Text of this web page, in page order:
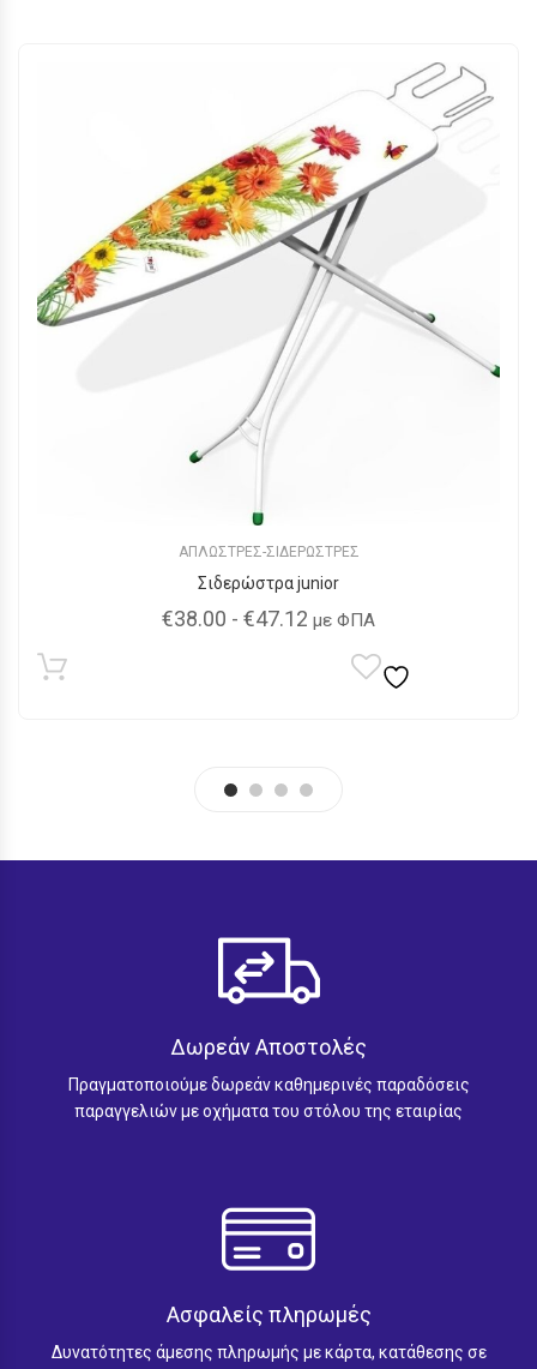
ΑΠΛΩΣΤΡΕΣ-ΣΙΔΕΡΩΣΤΡΕΣ
Σιδερώστρα junior
€38.00 - €47.12 με ΦΠΑ
Δωρεάν Αποστολές
Πραγματοποιούμε δωρεάν καθημερινές παραδόσεις
παραγγελιών με οχήματα του στόλου της εταιρίας
Ασφαλείς πληρωμές
Δυνατότητες άμεσης πληρωμής με κάρτα, κατάθεσης σε